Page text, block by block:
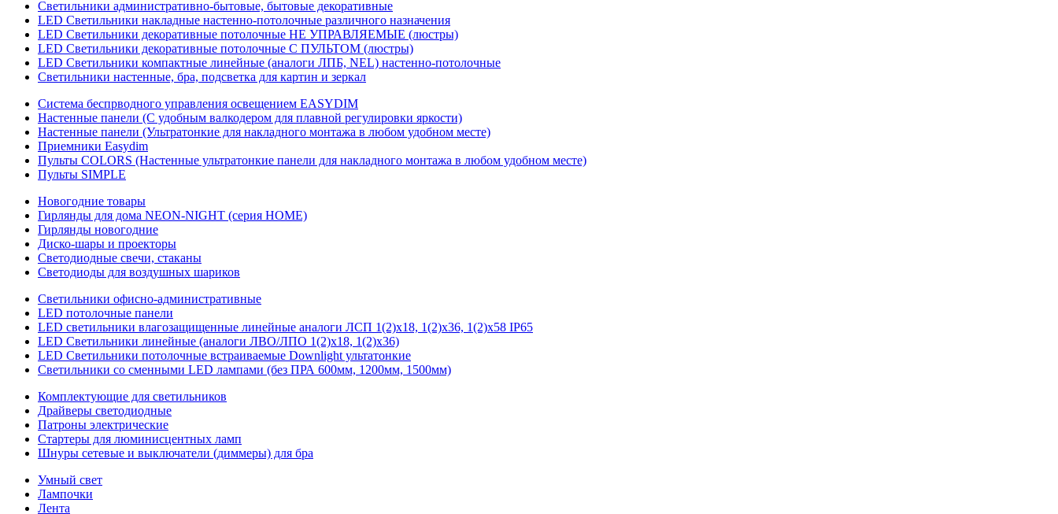
Светильники административно-бытовые, бытовые декоративные
LED Cветильники накладные настенно-потолочные различного назначения
LED Светильники декоративные потолочные НЕ УПРАВЛЯЕМЫЕ (люстры)
LED Светильники декоративные потолочные С ПУЛЬТОМ (люстры)
LED Светильники компактные линейные (аналоги ЛПБ, NEL) настенно-потолочные
Светильники настенные, бра, подсветка для картин и зеркал
Система беспрводного управления освещением EASYDIM
Настенные панели (С удобным валкодером для плавной регулировки яркости)
Настенные панели (Ультратонкие для накладного монтажа в любом удобном месте)
Приемники Easydim
Пульты COLORS (Настенные ультратонкие панели для накладного монтажа в любом удобном месте)
Пульты SIMPLE
Новогодние товары
Гирлянды для дома NEON-NIGHT (серия HOME)
Гирлянды новогодние
Диско-шары и проекторы
Светодиодные свечи, стаканы
Светодиоды для воздушных шариков
Светильники офисно-административные
LED потолочные панели
LED светильники влагозащищенные линейные аналоги ЛСП 1(2)х18, 1(2)х36, 1(2)х58 IP65
LED Светильники линейные (аналоги ЛВО/ЛПО 1(2)х18, 1(2)х36)
LED Светильники потолочные встраиваемые Downlight ультатонкие
Светильники со сменными LED лампами (без ПРА 600мм, 1200мм, 1500мм)
Комплектующие для светильников
Драйверы светодиодные
Патроны электрические
Стартеры для люминисцентных ламп
Шнуры сетевые и выключатели (диммеры) для бра
Умный свет
Лампочки
Лента